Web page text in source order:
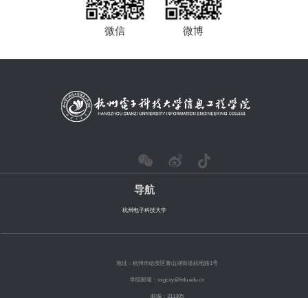
微信 微博
导航
杭州电子科技大学
地址：杭州市临安区青山湖街道杭电路1号
学院邮箱：xxgcxy@hdu.edu.cn
邮编：311305